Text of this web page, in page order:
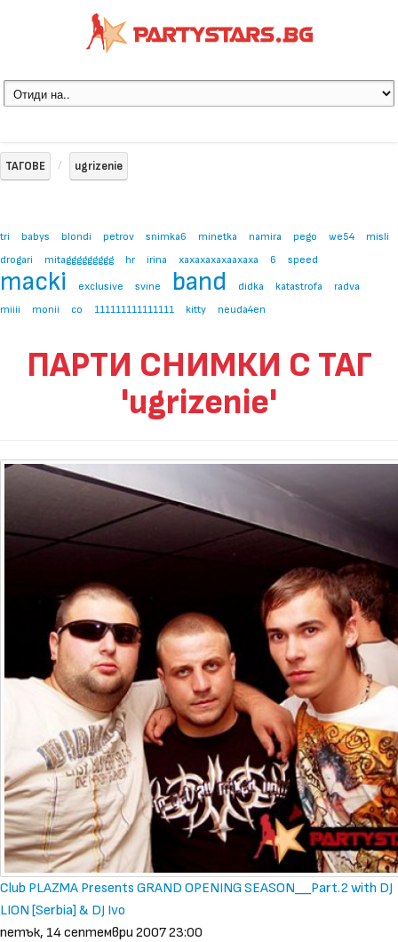
ТАГОВЕ ugrizenie
tri babys blondi petrov snimka6 minetka namira pego we54
misli
drogari
mitaggggggggg hr irina xaxaxaxaxaaxaxa 6 speed
macki exclusive svine band didka katastrofa
radva
miiii
monii co 111111111111111 kitty neuda4en
ПАРТИ СНИМКИ С ТАГ
'ugrizenie'
Club PLAZMA Presents GRAND OPENING SEASON__Part.2 with DJ
LION [Serbia] & DJ Ivo
петък, 14 септември 2007 23:00